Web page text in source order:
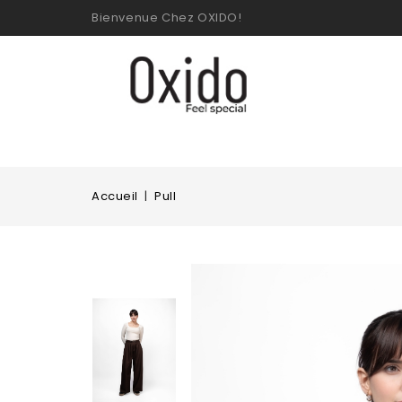
Bienvenue Chez OXIDO!
Accueil Pull